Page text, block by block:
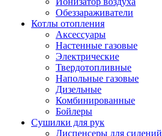
Обеззараживатели
Котлы отопления
Аксессуары
Настенные газовые
Электрические
Твердотопливные
Напольные газовые
Дизельные
Комбинированные
Бойлеры
Сушилки для рук
Диспенсеры для сидений